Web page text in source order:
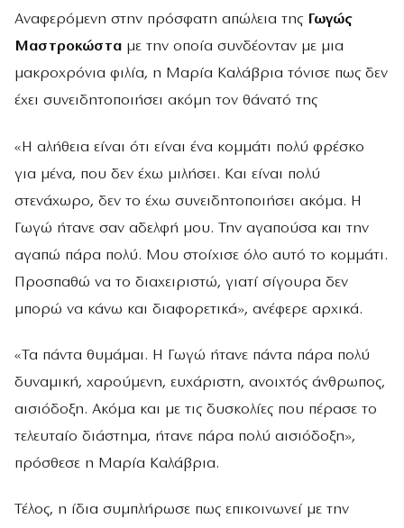
Αναφερόμενη στην πρόσφατη απώλεια της Γωγώς
Μαστροκώστα με την οποία συνδέονταν με μια
μακροχρόνια φιλία, η Μαρία Καλάβρια τόνισε πως δεν
έχει συνειδητοποιήσει ακόμη τον θάνατό της
«Η αλήθεια είναι ότι είναι ένα κομμάτι πολύ φρέσκο
για μένα, που δεν έχω μιλήσει. Και είναι πολύ
στενάχωρο, δεν το έχω συνειδητοποιήσει ακόμα. Η
Γωγώ ήτανε σαν αδελφή μου. Την αγαπούσα και την
αγαπώ πάρα πολύ. Μου στοίχισε όλο αυτό το κομμάτι.
Προσπαθώ να το διαχειριστώ, γιατί σίγουρα δεν
μπορώ να κάνω και διαφορετικά», ανέφερε αρχικά.
«Τα πάντα θυμάμαι. Η Γωγώ ήτανε πάντα πάρα πολύ
δυναμική, χαρούμενη, ευχάριστη, ανοιχτός άνθρωπος,
αισιόδοξη. Ακόμα και με τις δυσκολίες που πέρασε το
τελευταίο διάστημα, ήτανε πάρα πολύ αισιόδοξη»,
πρόσθεσε η Μαρία Καλάβρια.
Τέλος, η ίδια συμπλήρωσε πως επικοινωνεί με την